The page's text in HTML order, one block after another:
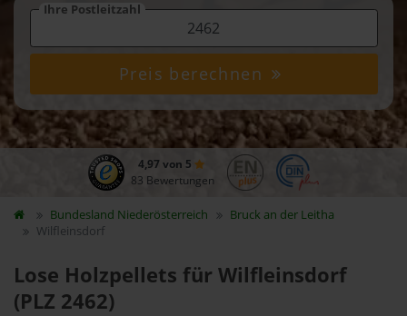
Ihre Postleitzahl
Preis berechnen
4,97 von 5
83 Bewertungen
Bundesland Niederösterreich
Bruck an der Leitha
Wilfleinsdorf
Lose Holzpellets für Wilfleinsdorf
(PLZ 2462)